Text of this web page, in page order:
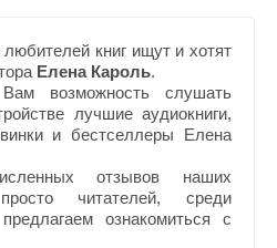
книг ищут и хотят
Елена Кароль.
возможность слушать
лучшие аудиокниги,
и бестселлеры Елена
отзывов наших
читателей, среди
ознакомиться с